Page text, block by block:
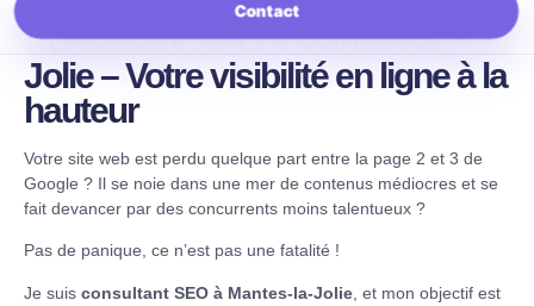
Contact
Consultant SEO à Mantes-la-
Jolie – Votre visibilité en ligne à la
hauteur
Votre site web est perdu quelque part entre la page 2 et 3 de
Google ? Il se noie dans une mer de contenus médiocres et se
fait devancer par des concurrents moins talentueux ?
Pas de panique, ce n’est pas une fatalité !
Je suis consultant SEO à Mantes-la-Jolie , et mon objectif est